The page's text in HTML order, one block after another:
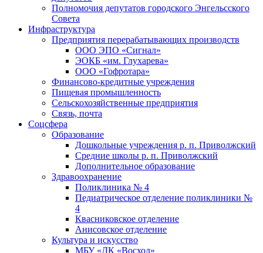
Полномочия депутатов городского Энгельсского
Совета
Инфраструктура
Предприятия перерабатывающих производств
ООО ЭПО «Сигнал»
ЭОКБ «им. Глухарева»
ООО «Гофротара»
Финансово-кредитные учреждения
Пищевая промышленность
Сельскохозяйственные предприятия
Связь, почта
Соцсфера
Образование
Дошкольные учреждения р. п. Приволжский
Средние школы р. п. Приволжский
Дополнительное образование
Здравоохранение
Поликлиника № 4
Педиатрическое отделение поликлиники №
4
Квасниковское отделение
Анисовское отделение
Культура и искусство
МБУ «ДК «Восход»